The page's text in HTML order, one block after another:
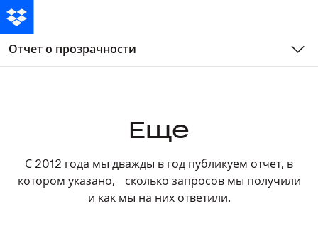
Отчет о прозрачности
Еще
С 2012 года мы дважды в год публикуем отчет, в
котором указано, сколько запросов мы получили
и как мы на них ответили.